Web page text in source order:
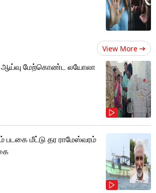
View More
ஆய்வு மேற்கொண்ட லயோலா
படகை மீட்டு தர ராமேஸ்வரம்